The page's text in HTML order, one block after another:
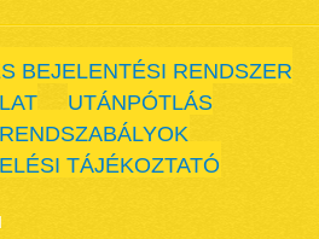
BEJELENTÉSI RENDSZER
UTÁNPÓTLÁS
TÁJÉKOZTATÓ